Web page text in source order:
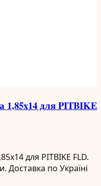
1,85x14 для PITBIKE
для PITBIKE FLD.
Доставка по Україні